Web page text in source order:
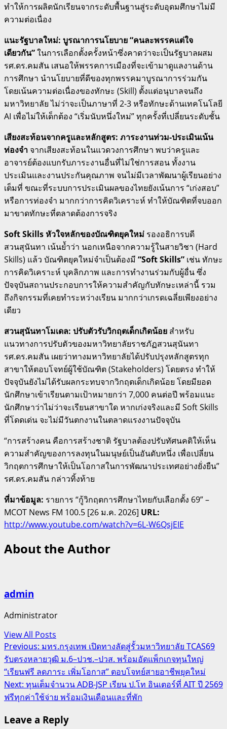
ทำให้การผลิตนักเรียนจากระดับพื้นฐานสู่ระดับอุดมศึกษาไม่มี
ความต่อเนื่อง
แนะรัฐบาลใหม่: บูรณาการนโยบาย “คนละพรรคแต่ใจ
เดียวกัน”ในการเลือกตั้งครั้งหน้าซึ่งคาดว่าจะเป็นรัฐบาลผสม
รศ.ดร.คมสัน เสนอให้พรรคการเมืองที่จะเข้ามาดูแลงานด้าน
การศึกษา นำนโยบายที่ดีของทุกพรรคมาบูรณาการร่วมกัน
โดยเน้นความต่อเนื่องของทักษะ (Skill) ตั้งแต่อนุบาลจนถึง
มหาวิทยาลัย ไม่ว่าจะเป็นภาษาที่ 2-3 หรือทักษะด้านเทคโนโลยี
AI เพื่อไม่ให้เด็กต้อง “เริ่มนับหนึ่งใหม่” ทุกครั้งที่เปลี่ยนระดับชั้น
เสียงสะท้อนจากครูและหลักสูตร: ภาระงานท่วม-ประเมินเน้น
ท่องจำ จากเสียงสะท้อนในแวดวงการศึกษา พบว่าครูและ
อาจารย์ต้องแบกรับภาระงานอื่นที่ไม่ใช่การสอน ทั้งงาน
ประเมินและงานประกันคุณภาพ จนไม่มีเวลาพัฒนาผู้เรียนอย่าง
เต็มที่ ขณะที่ระบบการประเมินผลของไทยยังเน้นการ “เก่งสอบ”
หรือการท่องจำ มากกว่าการคิดวิเคราะห์ ทำให้บัณฑิตที่จบออก
มาขาดทักษะที่ตลาดต้องการจริง
Soft Skills หัวใจหลักของบัณฑิตยุคใหม่ รองอธิการบดี
สวนสุนันทา เน้นย้ำว่า นอกเหนือจากความรู้ในสายวิชา (Hard
Skills) แล้ว บัณฑิตยุคใหม่จำเป็นต้องมี “Soft Skills” เช่น ทักษะ
การคิดวิเคราะห์ บุคลิกภาพ และการทำงานร่วมกับผู้อื่น ซึ่ง
ปัจจุบันสถานประกอบการให้ความสำคัญกับทักษะเหล่านี้ รวม
ถึงกิจกรรมที่เคยทำระหว่างเรียน มากกว่าเกรดเฉลี่ยเพียงอย่าง
เดียว
สวนสุนันทาโมเดล: ปรับตัวรับวิกฤตเด็กเกิดน้อย สำหรับ
แนวทางการปรับตัวของมหาวิทยาลัยราชภัฏสวนสุนันทา
รศ.ดร.คมสัน เผยว่าทางมหาวิทยาลัยได้ปรับปรุงหลักสูตรทุก
สาขาให้ตอบโจทย์ผู้ใช้บัณฑิต (Stakeholders) โดยตรง ทำให้
ปัจจุบันยังไม่ได้รับผลกระทบจากวิกฤตเด็กเกิดน้อย โดยมียอด
นักศึกษาเข้าเรียนตามเป้าหมายกว่า 7,000 คนต่อปี พร้อมแนะ
นักศึกษาว่าไม่ว่าจะเรียนสาขาใด หากเก่งจริงและมี Soft Skills
ที่โดดเด่น จะไม่มีวันตกงานในตลาดแรงงานปัจจุบัน
“การสร้างคน คือการสร้างชาติ รัฐบาลต้องปรับทัศนคติให้เห็น
ความสำคัญของการลงทุนในมนุษย์เป็นอันดับหนึ่ง เพื่อเปลี่ยน
วิกฤตการศึกษาให้เป็นโอกาสในการพัฒนาประเทศอย่างยั่งยืน”
รศ.ดร.คมสัน กล่าวทิ้งท้าย
ที่มาข้อมูล: รายการ “กู้วิกฤตการศึกษาไทยกับเลือกตั้ง 69” –
MCOT News FM 100.5 [26 ม.ค. 2026] URL:
http://www.youtube.com/watch?v=6L-W6QsjEIE
About the Author
admin
Administrator
View All Posts
Post
navigation
Previous: มทร.กรุงเทพ เปิดทางลัดสู่รั้วมหาวิทยาลัย TCAS69
รับตรงหลายวุฒิ ม.6–ปวช.–ปวส. พร้อมอัดแพ็กเกจทุนใหญ่
“เรียนฟรี ลดภาระ เพิ่มโอกาส” ตอบโจทย์สายอาชีพยุคใหม่
Next: ทุนเต็มจำนวน ADB-JSP เรียน ป.โท อินเตอร์ที่ AIT ปี 2569
ฟรีทุกค่าใช้จ่าย พร้อมเงินเดือนและที่พัก
Leave a Reply